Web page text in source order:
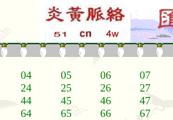
04 05 06 07
24 25 26 27
44 45 46 47
64 65 66 67